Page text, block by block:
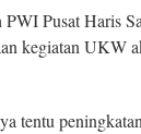
Pusat Haris
kegiatan UKW
tentu